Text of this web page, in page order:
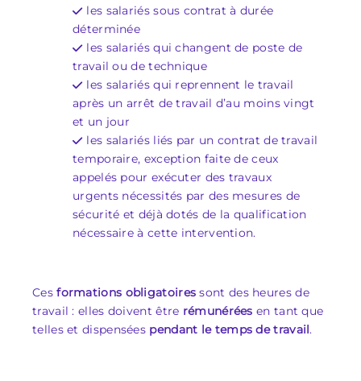
les salariés sous contrat à durée
déterminée
les salariés qui changent de poste de
travail ou de technique
les salariés qui reprennent le travail
après un arrêt de travail d’au moins vingt
et un jour
les salariés liés par un contrat de travail
temporaire, exception faite de ceux
appelés pour exécuter des travaux
urgents nécessités par des mesures de
sécurité et déjà dotés de la qualification
nécessaire à cette intervention.
Cesformations obligatoiressont des heures de
travail : elles doivent être rémunérées en tant que
telles et dispensées pendant le temps de travail.